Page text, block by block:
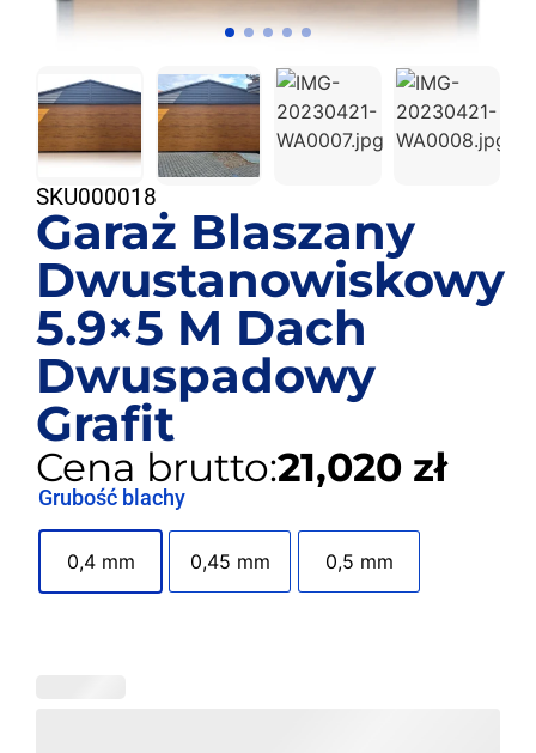
SKU000018
Garaż Blaszany
Dwustanowiskowy
5.9×5 M Dach
Dwuspadowy
Grafit
Cena brutto:21,020 zł
Grubość blachy
0,4 mm 0,45 mm 0,5 mm